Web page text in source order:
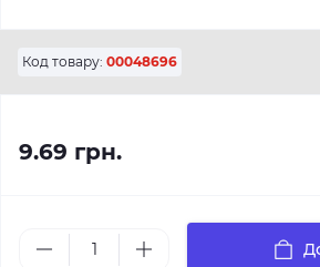
Код товару: 00048696
9.69 грн.